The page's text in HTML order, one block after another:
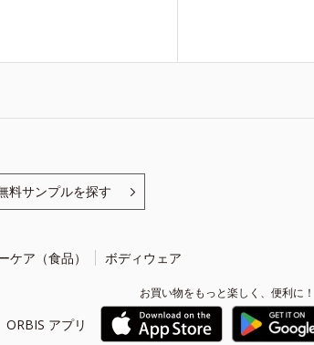
料サンプルを探す
ケア（食品） ボディウェア
ORBIS アプリ
お買い物をもっと楽しく、便利に！